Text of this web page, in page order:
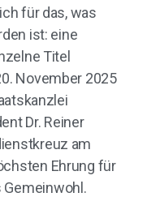
für das, was
ist: eine
Titel
November 2025
Dr. Reiner
am
Ehrung für